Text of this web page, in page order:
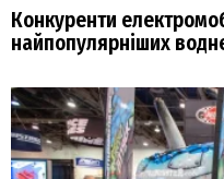
Конкуренти
найпопулярніших